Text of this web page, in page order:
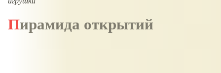
Пирамида открытий